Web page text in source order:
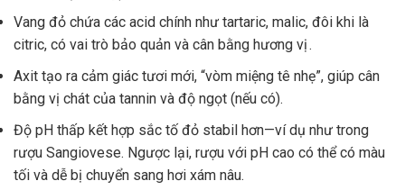
Vang đỏ chứa các acid chính như tartaric, malic, đôi khi là
citric, có vai trò bảo quản và cân bằng hương vị .
Axit tạo ra cảm giác tươi mới, “vòm miệng tê nhẹ”, giúp cân
bằng vị chát của tannin và độ ngọt (nếu có).
Độ pH thấp kết hợp sắc tố đỏ stabil hơn—ví dụ như trong
rượu Sangiovese. Ngược lại, rượu với pH cao có thể có màu
tối và dễ bị chuyển sang hơi xám nâu.